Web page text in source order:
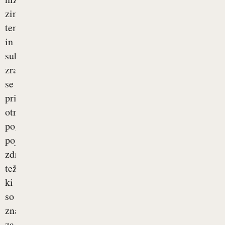
zimskih
temperaturah
in
suhem
zraku
se
pri
otrocih
pogosto
pojavijo
zdravstvene
težave,
ki
so
značilne